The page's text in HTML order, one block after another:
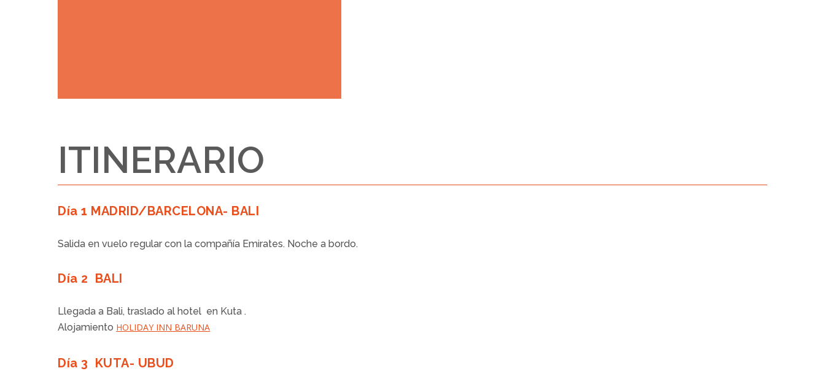
ITINERARIO
Día 1 MADRID/BARCELONA- BALI
Salida en vuelo regular con la compañía Emirates. Noche a bordo.
Día 2 BALI
Llegada a Bali, traslado al hotel en Kuta .
Alojamiento HOLIDAY INN BARUNA
Día 3 KUTA- UBUD